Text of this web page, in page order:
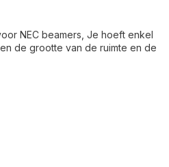
NEC beamers, Je hoeft enkel
de grootte van de ruimte en de